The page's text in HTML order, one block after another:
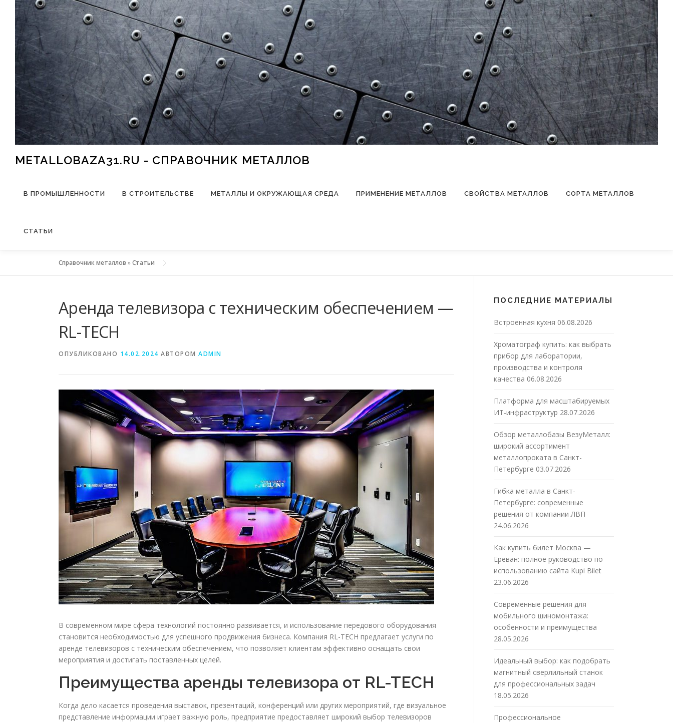
Перейти к содержимому
METALLOBAZA31.RU - СПРАВОЧНИК МЕТАЛЛОВ
В ПРОМЫШЛЕННОСТИ В СТРОИТЕЛЬСТВЕ МЕТАЛЛЫ И ОКРУЖАЮЩАЯ СРЕДА ПРИМЕНЕНИЕ МЕТАЛЛОВ СВОЙСТВА МЕТАЛЛОВ СОРТА МЕТАЛЛОВ
СТАТЬИ
Справочник металлов »Статьи
Аренда телевизора с техническим обеспечением —
RL-TECH
ОПУБЛИКОВАНО 14.02.2024 АВТОРОМ ADMIN
В современном мире сфера технологий постоянно развивается, и использование передового оборудования
становится необходимостью для успешного продвижения бизнеса. Компания RL-TECH предлагает услуги по
аренде телевизоров с техническим обеспечением, что позволяет клиентам эффективно оснащать свои
мероприятия и достигать поставленных целей.
Преимущества аренды телевизора от RL-TECH
Когда дело касается проведения выставок, презентаций, конференций или других мероприятий, где визуальное
представление информации играет важную роль, предприятие предоставляет широкий выбор телевизоров
ПОСЛЕДНИЕ МАТЕРИАЛЫ
Встроенная кухня 06.08.2026
Хроматограф купить: как выбрать
прибор для лаборатории,
производства и контроля
качества 06.08.2026
Платформа для масштабируемых
ИТ-инфраструктур 28.07.2026
Обзор металлобазы ВезуМеталл:
широкий ассортимент
металлопроката в Санкт-
Петербурге 03.07.2026
Гибка металла в Санкт-
Петербурге: современные
решения от компании ЛВП
24.06.2026
Как купить билет Москва —
Ереван: полное руководство по
использованию сайта Kupi Bilet
23.06.2026
Современные решения для
мобильного шиномонтажа:
особенности и преимущества
28.05.2026
Идеальный выбор: как подобрать
магнитный сверлильный станок
для профессиональных задач
18.05.2026
Профессиональное